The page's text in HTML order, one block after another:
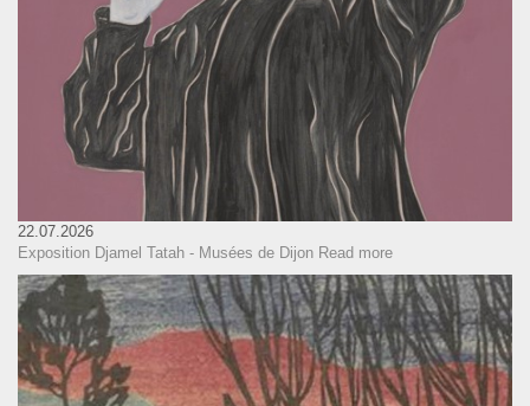
22.07.2026
Exposition Djamel Tatah - Musées de Dijon Read more